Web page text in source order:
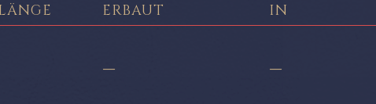
ERBAUT IN
— —